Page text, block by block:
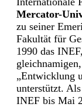
Mercator-
zu seiner
Fakultät für
1990 das
„Entwicklung
unterstützt.
INEF bis Mai